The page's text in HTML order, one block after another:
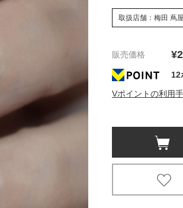
書店
京都 蔦屋
書店
取扱店舗：梅田 蔦
販売価格
12
Vポイントの利用